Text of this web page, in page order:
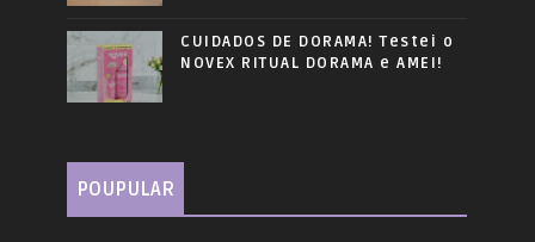
CUIDADOS DE DORAMA! Testei o
NOVEX RITUAL DORAMA e AMEI!
POUPULAR